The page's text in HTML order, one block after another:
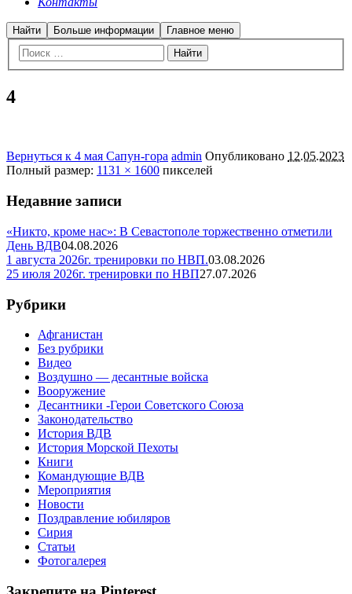
Найти Больше информации Главное меню
4
Вернуться к 4 мая Сапун-гора admin Опубликовано 12.05.2023
Полный размер: 1131 × 1600 пикселей
Недавние записи
«Никто, кроме нас»: В Севастополе торжественно отметили
День ВДВ04.08.2026
1 августа 2026г. тренировки по НВП.03.08.2026
25 июля 2026г. тренировки по НВП27.07.2026
Рубрики
Афганистан
Без рубрики
Видео
Воздушно — десантные войска
Вооружение
Десантники -Герои Советского Союза
Законодательство
История ВДВ
История Морской Пехоты
Книги
Командующие ВДВ
Мероприятия
Новости
Поздравление юбиляров
Сирия
Статьи
Фотогалерея